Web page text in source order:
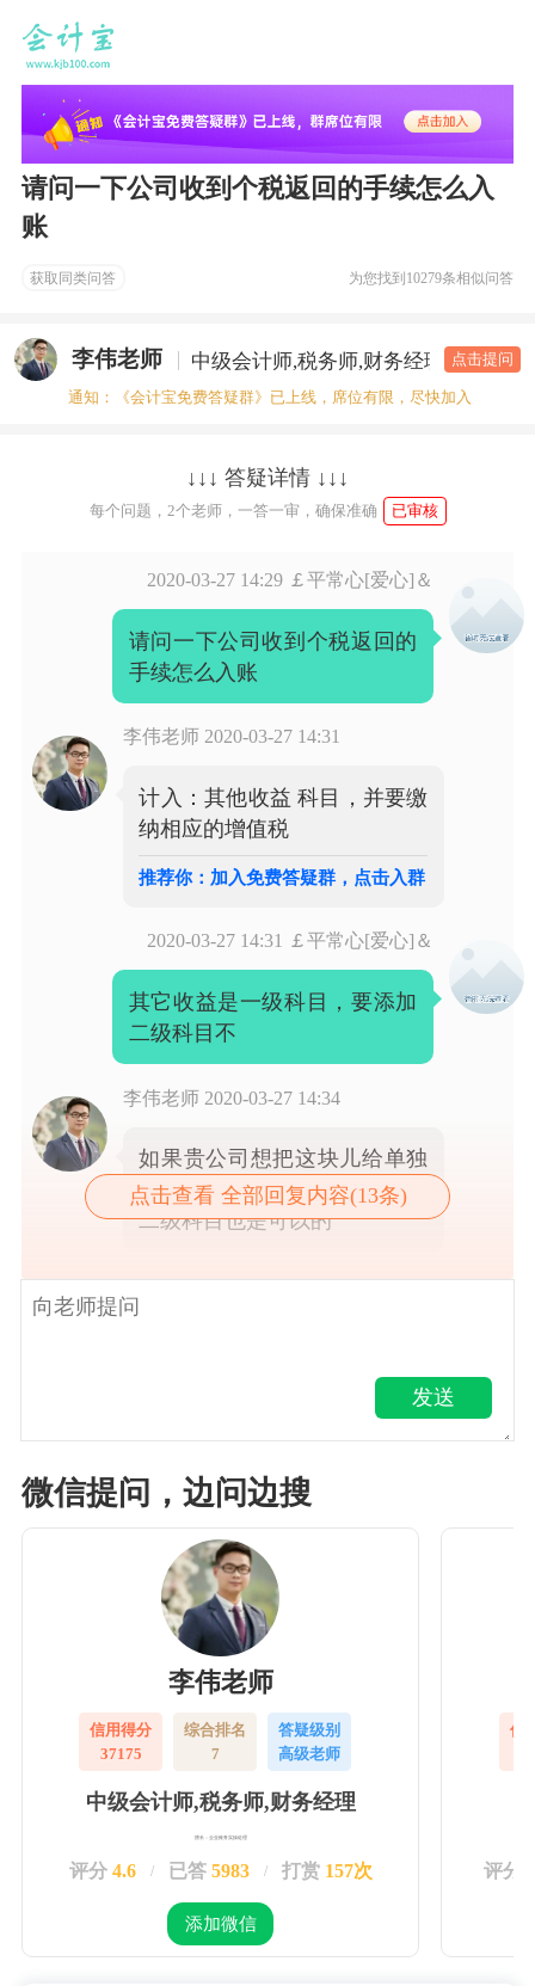
请问一下公司收到个税返回的手续怎么入
账
获取同类问答 为您找到10279条相似问答
李伟老师 中级会计师,税务师,财务经理 答疑老
点击提问
通知：《会计宝免费答疑群》已上线，席位有限，尽快加入
↓↓↓ 答疑详情 ↓↓↓
每个问题，2个老师，一答一审，确保准确 已审核
2020-03-27 14:29 ￡平常心[爱心]＆
请问一下公司收到个税返回的
手续怎么入账
李伟老师 2020-03-27 14:31
计入：其他收益 科目，并要缴
纳相应的增值税
推荐你：加入免费答疑群，点击入群
2020-03-27 14:31 ￡平常心[爱心]＆
其它收益是一级科目，要添加
二级科目不
李伟老师 2020-03-27 14:34
如果贵公司想把这块儿给单独
核算出来的话，那就再设置个
二级科目也是可以的
点击查看 全部回复内容(13条)
发送
微信提问，边问边搜
李伟老师
信用得分
37175
综合排名
7
答疑级别
高级老师
中级会计师,税务师,财务经理
擅长：企业账务实操处理
评分 4.6 / 已答 5983 / 打赏 157次
添加微信
信
评分